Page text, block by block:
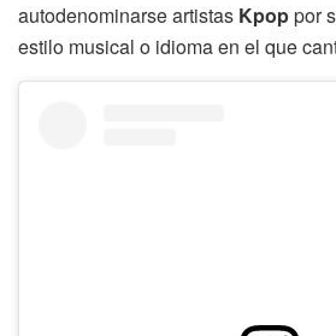
autodenominarse artistas Kpoppor
estilo musical o idioma en el que